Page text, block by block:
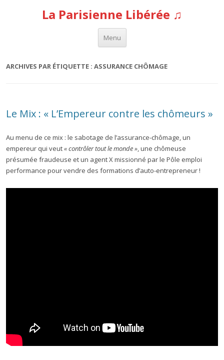
La Parisienne Libérée ♫
Menu
Aller au contenu
ARCHIVES PAR ÉTIQUETTE : ASSURANCE CHÔMAGE
Le Mix : « L’Empereur contre les chômeurs »
Au menu de ce mix : le sabotage de l’assurance-chômage, un
empereur qui veut«contrôler tout le monde », une chômeuse
présumée fraudeuse et un agent X missionné par le Pôle emploi
performance pour vendre des formations d’auto-entrepreneur !